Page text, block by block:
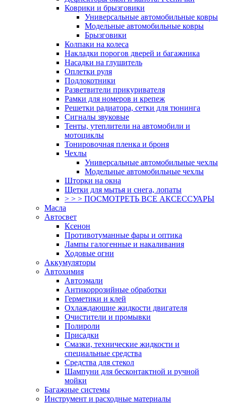
Коврики и брызговики
Универсальные автомобильные ковры
Модельные автомобильные ковры
Брызговики
Колпаки на колеса
Накладки порогов дверей и багажника
Насадки на глушитель
Оплетки руля
Подлокотники
Разветвители прикуривателя
Рамки для номеров и крепеж
Решетки радиатора, сетки для тюнинга
Сигналы звуковые
Тенты, утеплители на автомобили и
мотоциклы
Тонировочная пленка и броня
Чехлы
Универсальные автомобильные чехлы
Модельные автомобильные чехлы
Шторки на окна
Щетки для мытья и снега, лопаты
> > > ПОСМОТРЕТЬ ВСЕ АКСЕССУАРЫ
Масла
Автосвет
Ксенон
Противотуманные фары и оптика
Лампы галогенные и накаливания
Ходовые огни
Аккумуляторы
Автохимия
Автоэмали
Антикоррозийные обработки
Герметики и клей
Охлаждающие жидкости двигателя
Очистители и промывки
Полироли
Присадки
Смазки, технические жидкости и
специальные средства
Средства для стекол
Шампуни для бесконтактной и ручной
мойки
Багажные системы
Инструмент и расходные материалы